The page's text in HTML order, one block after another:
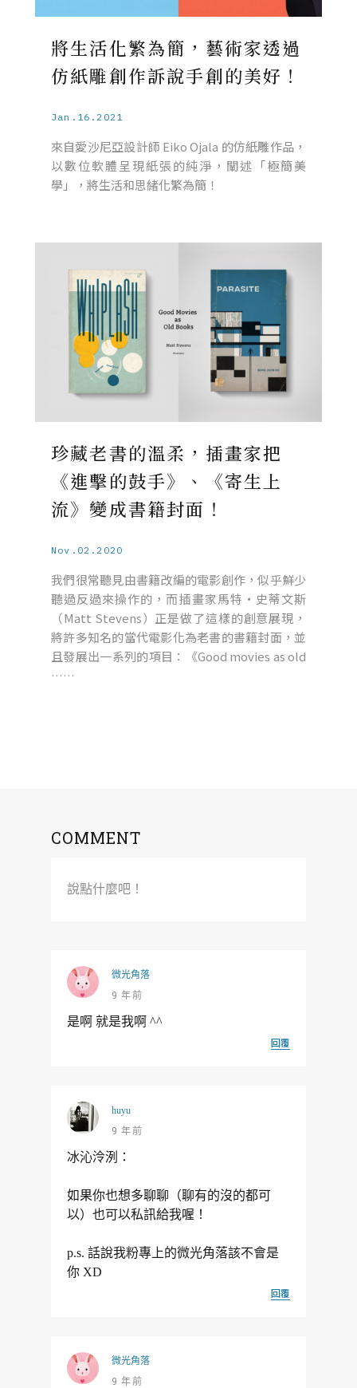
將生活化繁為簡，藝術家透過
仿紙雕創作訴說手創的美好！
Jan.16.2021
來自愛沙尼亞設計師 Eiko Ojala 的仿紙雕作品，
以數位軟體呈現紙張的純淨，闡述「極簡美
學」，將生活和思緒化繁為簡！
珍藏老書的溫柔，插畫家把
《進擊的鼓手》、《寄生上
流》變成書籍封面！
Nov.02.2020
我們很常聽見由書籍改編的電影創作，似乎鮮少
聽過反過來操作的，而插畫家馬特・史蒂文斯
（Matt Stevens）正是做了這樣的創意展現，
將許多知名的當代電影化為老書的書籍封面，並
且發展出一系列的項目：《Good movies as old
……
COMMENT
說點什麼吧！
微光角落
9 年前
是啊 就是我啊 ^^
回覆
huyu
9 年前
冰沁泠洌：
如果你也想多聊聊（聊有的沒的都可
以）也可以私訊給我喔！
p.s. 話說我粉專上的微光角落該不會是
你 XD
回覆
微光角落
9 年前